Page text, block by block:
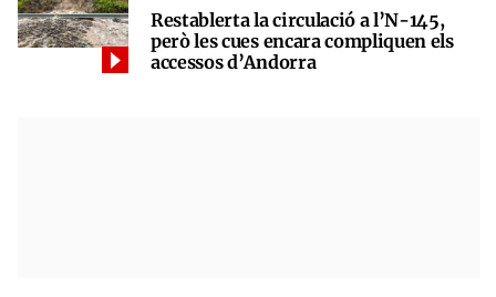
Restablerta la circulació a l’N-145,
però les cues encara compliquen els
accessos d’Andorra